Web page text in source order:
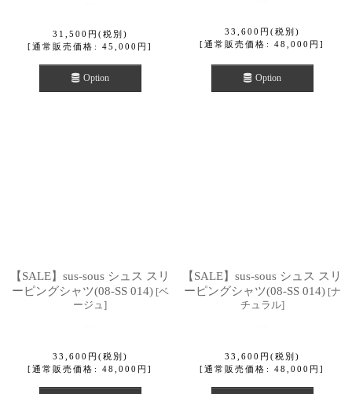
31,500 円 (税別)
[通常販売価格 : 45,000 円 ]
Option
33,600 円 (税別)
[通常販売価格 : 48,000 円 ]
Option
【SALE】sus-sous シュス スリ
ーピングシャツ(08-SS 014) [ベ
ージュ ]
33,600 円 (税別)
[通常販売価格 : 48,000 円 ]
【SALE】sus-sous シュス スリ
ーピングシャツ(08-SS 014) [ナ
チュラル]
33,600 円 (税別)
[通常販売価格 : 48,000 円 ]